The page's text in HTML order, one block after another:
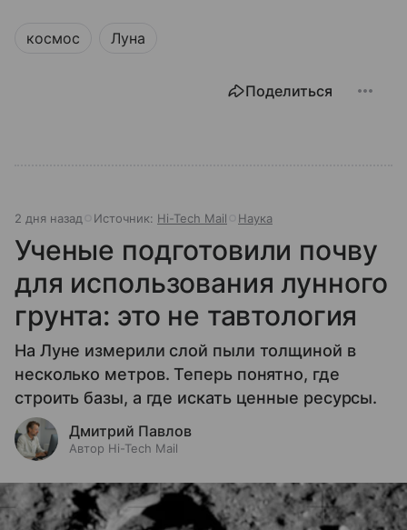
космос Луна
Поделиться
2 дня назад Источник: Hi-Tech Mail Наука
Ученые подготовили почву
для использования лунного
грунта: это не тавтология
На Луне измерили слой пыли толщиной в
несколько метров. Теперь понятно, где
строить базы, а где искать ценные ресурсы.
Дмитрий Павлов
Автор Hi-Tech Mail